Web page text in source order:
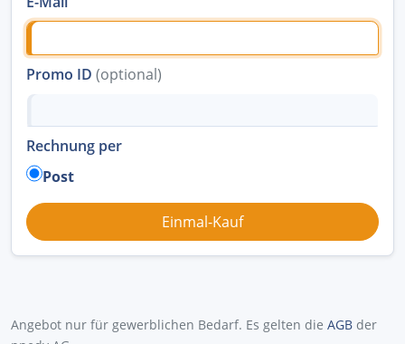
Promo ID (optional)
Rechnung per
Post
Angebot nur für gewerblichen Bedarf. Es gelten die AGB der